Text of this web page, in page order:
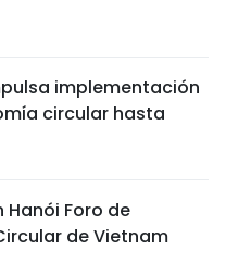
implementación
circular hasta
Hanói Foro de
de Vietnam